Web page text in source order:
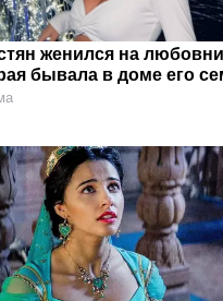
женился на
бывала в доме его